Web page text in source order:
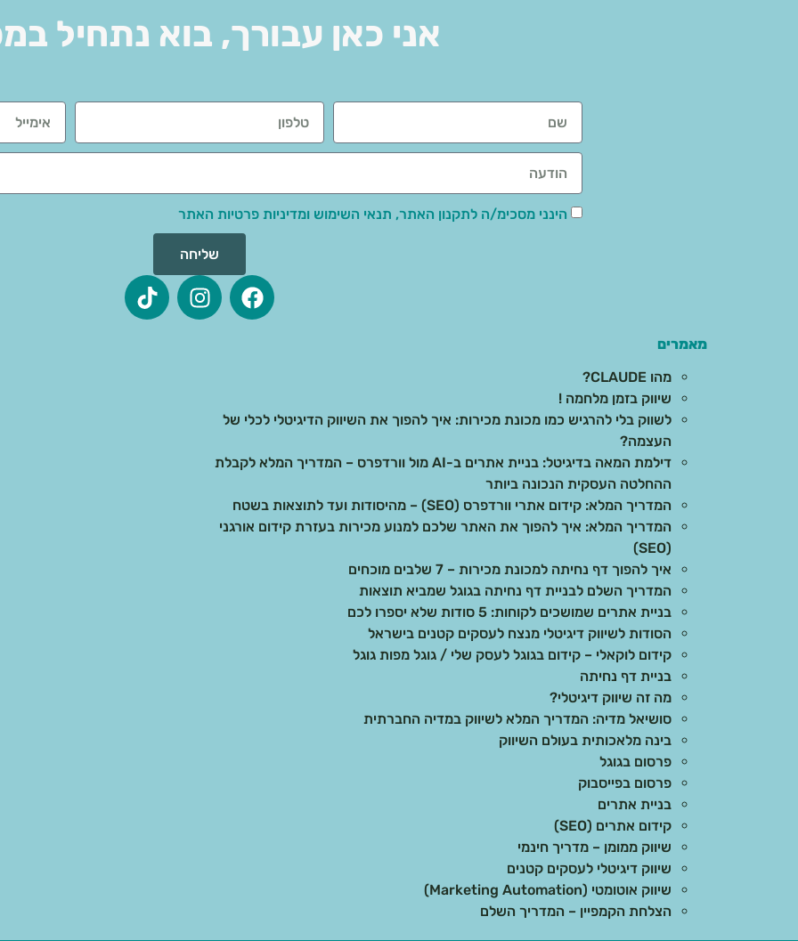
אני כאן עבורך, בוא נתחיל
הינני מסכימ/ה לתקנון האתר, תנאי השימוש ומדיניות פרטיות האתר
שליחה
מאמרים
מהו CLAUDE?
שיווק בזמן מלחמה !
לשווק בלי להרגיש כמו מכונת מכירות: איך להפוך את השיווק הדיגיטלי לכלי של
העצמה?
דילמת המאה בדיגיטל: בניית אתרים ב-AI מול וורדפרס – המדריך המלא לקבלת
ההחלטה העסקית הנכונה ביותר
המדריך המלא: קידום אתרי וורדפרס (SEO) – מהיסודות ועד לתוצאות בשטח
המדריך המלא: איך להפוך את האתר שלכם למנוע מכירות בעזרת קידום אורגני
(SEO)
איך להפוך דף נחיתה למכונת מכירות – 7 שלבים מוכחים
המדריך השלם לבניית דף נחיתה בגוגל שמביא תוצאות
בניית אתרים שמושכים לקוחות: 5 סודות שלא יספרו לכם
הסודות לשיווק דיגיטלי מנצח לעסקים קטנים בישראל
קידום לוקאלי – קידום בגוגל לעסק שלי / גוגל מפות גוגל
בניית דף נחיתה
מה זה שיווק דיגיטלי?
סושיאל מדיה: המדריך המלא לשיווק במדיה החברתית
בינה מלאכותית בעולם השיווק
פרסום בגוגל
פרסום בפייסבוק
בניית אתרים
קידום אתרים (SEO)
שיווק ממומן – מדריך חינמי
שיווק דיגיטלי לעסקים קטנים
שיווק אוטומטי (Marketing Automation)
הצלחת הקמפיין – המדריך השלם